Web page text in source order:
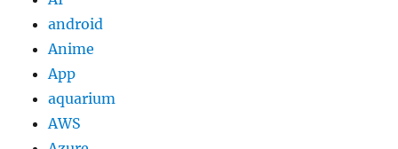
android
Anime
App
aquarium
AWS